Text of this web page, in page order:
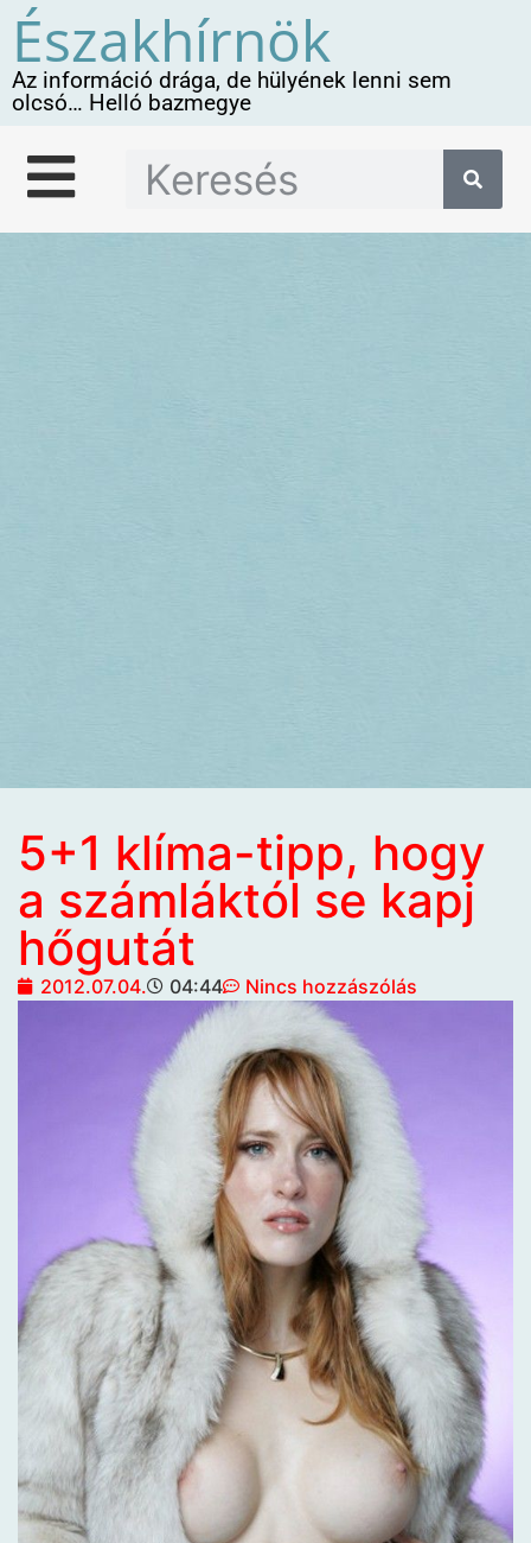
Északhírnök
Az információ drága, de hülyének lenni sem
olcsó… Helló bazmegye
5+1 klíma-tipp, hogy
a számláktól se kapj
hőgutát
2012.07.04. 04:44 Nincs hozzászólás